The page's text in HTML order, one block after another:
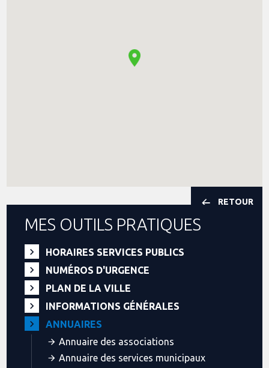
RETOUR
MES OUTILS PRATIQUES
HORAIRES SERVICES PUBLICS
NUMÉROS D'URGENCE
PLAN DE LA VILLE
INFORMATIONS GÉNÉRALES
ANNUAIRES
Annuaire des associations
Annuaire des services municipaux